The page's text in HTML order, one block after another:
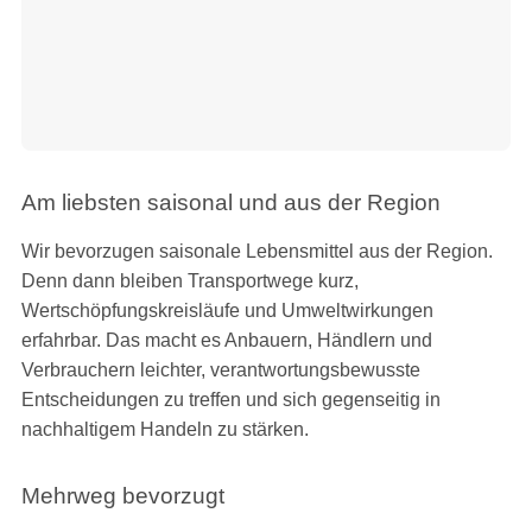
Am liebsten saisonal und aus der Region
Wir bevorzugen saisonale Lebensmittel aus der Region.
Denn dann bleiben Transportwege kurz,
Wertschöpfungskreisläufe und Umweltwirkungen
erfahrbar. Das macht es Anbauern, Händlern und
Verbrauchern leichter, verantwortungsbewusste
Entscheidungen zu treffen und sich gegenseitig in
nachhaltigem Handeln zu stärken.
Mehrweg bevorzugt